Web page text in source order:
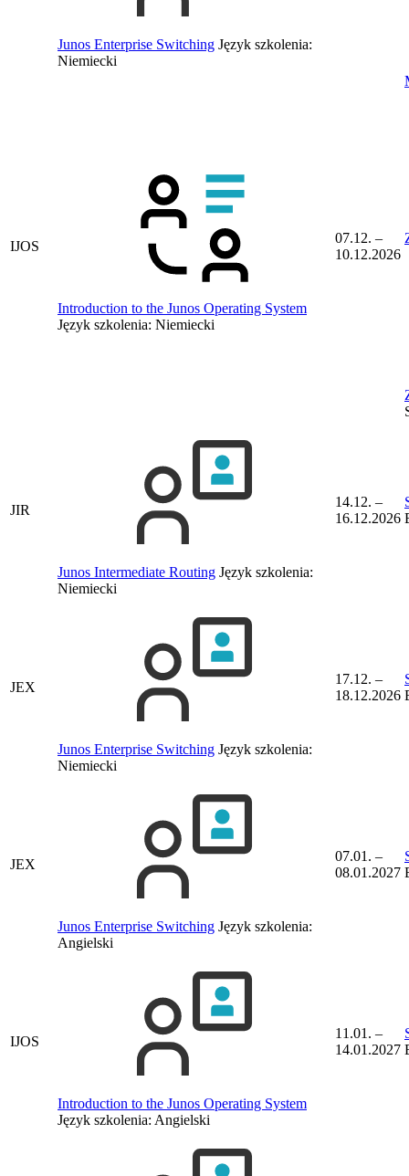
Junos Enterprise Switching Język szkolenia:
Niemiecki
IJOS
Introduction to the Junos Operating System
Język szkolenia: Niemiecki
07.12. –
10.12.2026
JIR
Junos Intermediate Routing Język szkolenia:
Niemiecki
14.12. –
16.12.2026
JEX
Junos Enterprise Switching Język szkolenia:
Niemiecki
17.12. –
18.12.2026
JEX
Junos Enterprise Switching Język szkolenia:
Angielski
07.01. –
08.01.2027
IJOS
Introduction to the Junos Operating System
Język szkolenia: Angielski
11.01. –
14.01.2027